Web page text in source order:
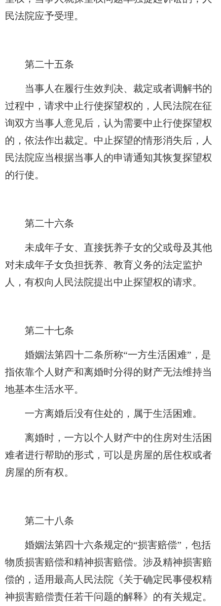
民法院应予受理。
第二十五条
当事人在履行生效判决、裁定或者调解书的
过程中，请求中止行使探望权的，人民法院在征
询双方当事人意见后，认为需要中止行使探望权
的，依法作出裁定。中止探望的情形消失后，人
民法院应当根据当事人的申请通知其恢复探望权
的行使。
第二十六条
未成年子女、直接抚养子女的父或母及其他
对未成年子女负担抚养、教育义务的法定监护
人，有权向人民法院提出中止探望权的请求。
第二十七条
婚姻法第四十二条所称“一方生活困难”，是
指依靠个人财产和离婚时分得的财产无法维持当
地基本生活水平。
一方离婚后没有住处的，属于生活困难。
离婚时，一方以个人财产中的住房对生活困
难者进行帮助的形式，可以是房屋的居住权或者
房屋的所有权。
第二十八条
婚姻法第四十六条规定的“损害赔偿”，包括
物质损害赔偿和精神损害赔偿。涉及精神损害赔
偿的，适用最高人民法院《关于确定民事侵权精
神损害赔偿责任若干问题的解释》的有关规定。